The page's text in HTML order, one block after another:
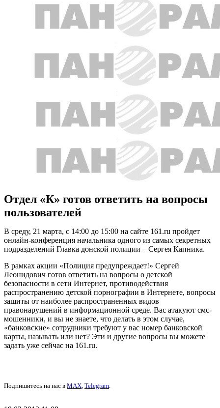
Отдел «К» готов ответить на вопросы
пользователей
В среду, 21 марта, с 14:00 до 15:00 на сайте 161.ru пройдет
онлайн-конференция начальника одного из самых секретных
подразделений Главка донской полиции – Сергея Капника.
В рамках акции «Полиция предупреждает!» Сергей
Леонидович готов ответить на вопросы о детской
безопасности в сети Интернет, противодействия
распространению детской порнографии в Интернете, вопросы
защиты от наиболее распространенных видов
правонарушений в информационной среде. Вас атакуют смс-
мошенники, и вы не знаете, что делать в этом случае,
«банковские» сотрудники требуют у вас номер банковской
карты, называть или нет? Эти и другие вопросы вы можете
задать уже сейчас на 161.ru.
Подпишитесь на нас в MAX, Telegram.